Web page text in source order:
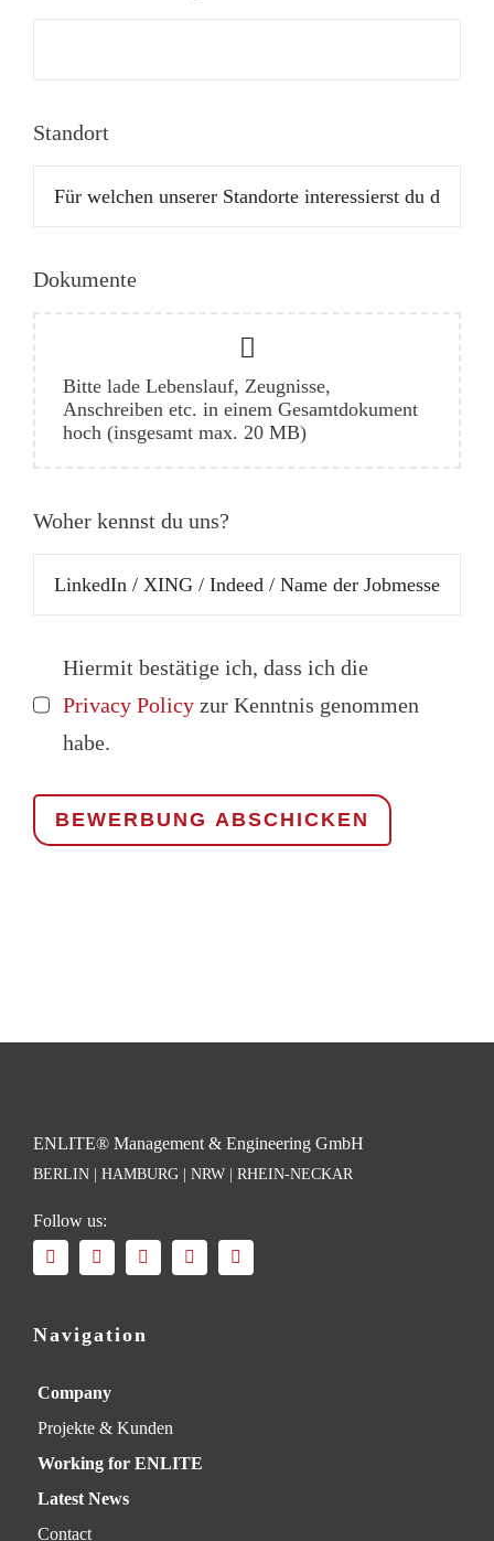
Standort
Dokumente
Bitte lade Lebenslauf, Zeugnisse,
Anschreiben etc. in einem Gesamtdokument
hoch (insgesamt max. 20 MB)
Woher kennst du uns?
Hiermit bestätige ich, dass ich die
Privacy Policyzur Kenntnis genommen
habe.
BEWERBUNG ABSCHICKEN
ENLITE® Management & Engineering GmbH
BERLIN | HAMBURG | NRW | RHEIN-NECKAR
Follow us:
Navigation
Company
Projekte & Kunden
Working for ENLITE
Latest News
Contact